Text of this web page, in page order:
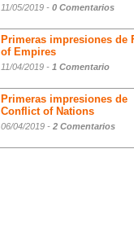
11/05/2019 - 0 Comentarios
Primeras impresiones de
of Empires
11/04/2019 - 1 Comentario
Primeras impresiones de
Conflict of Nations
06/04/2019 - 2 Comentarios